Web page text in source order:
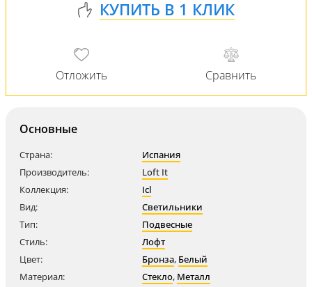
Основные
Страна:
Испания
Производитель:
Loft It
Коллекция:
Icl
Вид:
Светильники
Тип:
Подвесные
Стиль:
Лофт
Цвет:
Бронза, Белый
Материал:
Стекло, Металл